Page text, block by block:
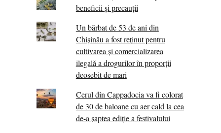
beneficii și precauții
Un bărbat de 53 de ani din
Chișinău a fost reținut pentru
cultivarea și comercializarea
ilegală a drogurilor în proporții
deosebit de mari
Cerul din Cappadocia va fi colorat
de 30 de baloane cu aer cald la cea
de-a șaptea ediție a festivalului